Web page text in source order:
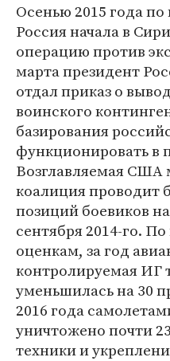
Осенью 2015 года
Россия начала в
операцию против
марта президент
отдал приказ о
воинского
базирования
функционировать
Возглавляемая
коалиция проводит
позиций боевиков
сентября 2014-го.
оценкам, за год
контролируемая ИГ
уменьшилась на 30
2016 года
уничтожено почти
техники и